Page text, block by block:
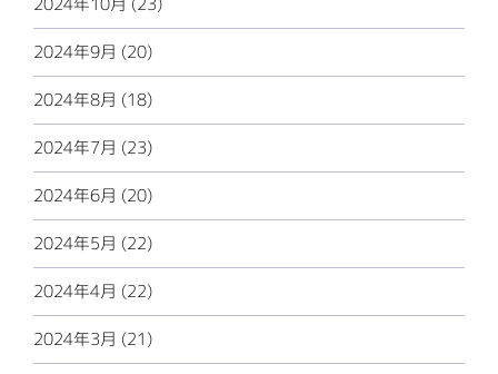
2024年9月 (20)
2024年8月 (18)
2024年7月 (23)
2024年6月 (20)
2024年5月 (22)
2024年4月 (22)
2024年3月 (21)